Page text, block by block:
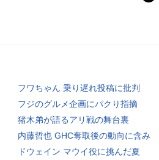
フワちゃん 乗り遅れ投稿に批判
フジのグルメ企画にパクり指摘
猪木弟が語るアリ戦の舞台裏
内藤哲也 GHC奪取後の動向に含み
ドウェイン マウイ役に挑んだ夏